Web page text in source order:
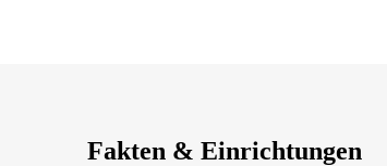
Fakten & Einrichtungen